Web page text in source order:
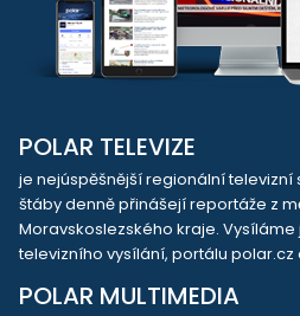
POLAR TELEVIZE
je nejúspěšnější regionální televizní
štáby denně přinášejí reportáže z
Moravskoslezského kraje.
televizního vysílání, portálu polar.cz
POLAR MULTIMEDIA